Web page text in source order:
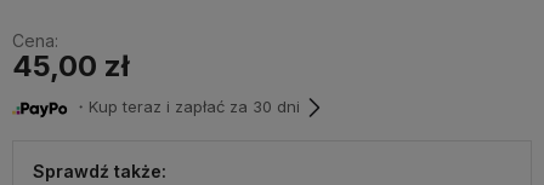
Cena:
45,00 zł
・Kup teraz i zapłać za 30 dni
Sprawdź także: